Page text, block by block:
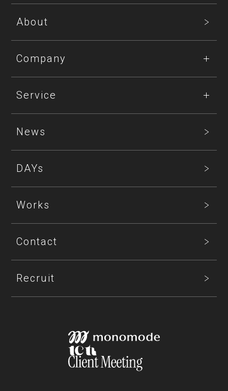
About
Company
Service
News
DAYs
Works
Contact
Recruit